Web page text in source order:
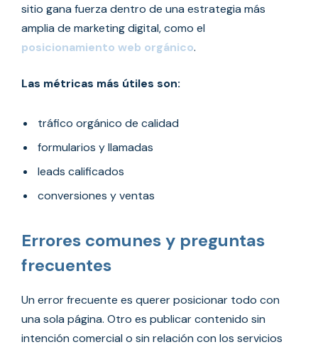
sitio gana fuerza dentro de una estrategia más
amplia de marketing digital, como el
posicionamiento web orgánico.
Las métricas más útiles son:
tráfico orgánico de calidad
formularios y llamadas
leads calificados
conversiones y ventas
Errores comunes y preguntas
frecuentes
Un error frecuente es querer posicionar todo con
una sola página. Otro es publicar contenido sin
intención comercial o sin relación con los servicios